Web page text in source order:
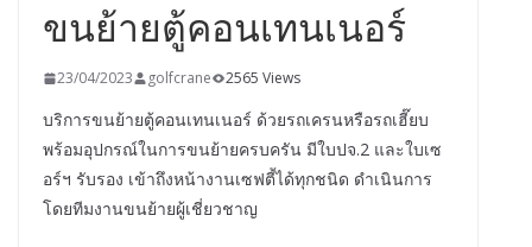
ขนย้ายตู้คอนเทนเนอร์
23/04/2023 golfcrane 2565 Views
บริการขนย้ายตู้คอนเทนเนอร์ ด้วยรถเครนหรือรถเฮี๊ยบ
พร้อมอุปกรณ์ในการขนย้ายครบครัน มีใบปจ.2 และใบเซ
อร์ฯ รับรอง เข้าถึงหน้างานเซฟตี้ได้ทุกชนิด ดำเนินการ
โดยทีมงานขนย้ายผู้เชี่ยวชาญ